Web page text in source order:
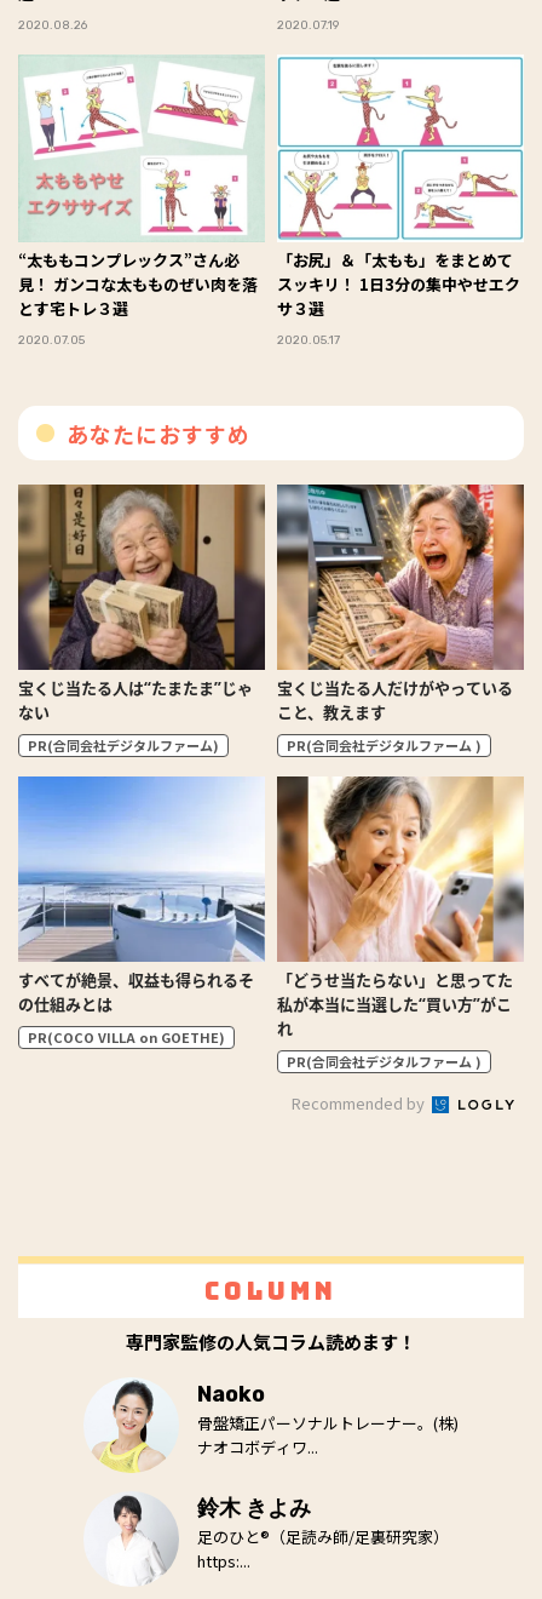
2020.08.26 2020.07.19
“太ももコンプレックス”さん必
見！ ガンコな太もものぜい肉を落
とす宅トレ３選
2020.07.05
「お尻」＆「太もも」をまとめて
スッキリ！ 1日3分の集中やせエク
サ３選
2020.05.17
あなたにおすすめ
宝くじ当たる人は“たまたま”じゃ
ない
PR(合同会社デジタルファーム)
宝くじ当たる人だけがやっている
こと、教えます
PR(合同会社デジタルファーム )
すべてが絶景、収益も得られるそ
の仕組みとは
PR(COCO VILLA on GOETHE)
「どうせ当たらない」と思ってた
私が本当に当選した“買い方”がこ
れ
PR(合同会社デジタルファーム )
Recommended by
Column
専門家監修の人気コラム読めます！
Naoko
骨盤矯正パーソナルトレーナー。(株)
ナオコボディワ...
鈴木 きよみ
足のひと®（足読み師/足裏研究家）
https:...